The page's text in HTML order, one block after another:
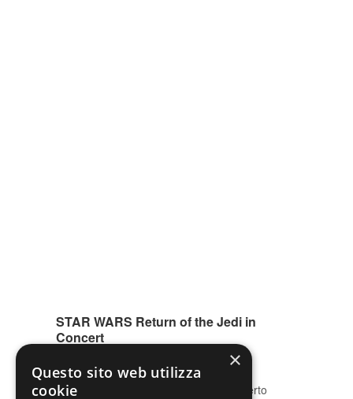
STAR WARS Return of the Jedi in
Concert
Star Wars: Il Ritorno dello Jedi in Concerto
×
Questo sito web utilizza
cookie